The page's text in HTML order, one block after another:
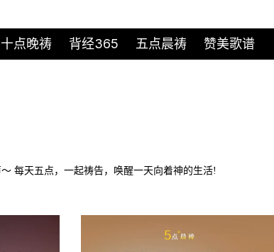
十点晚祷 背经365 五点晨祷 赞美歌谱
每天五点，一起祷告，唤醒一天向着神的生活!